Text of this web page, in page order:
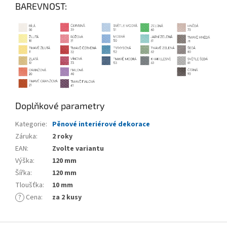
BAREVNOST:
Doplňkové parametry
Kategorie: Pěnové interiérové dekorace
Záruka:
2 roky
EAN:
Zvolte variantu
Výška:
120 mm
Šířka:
120 mm
Tloušťka:
10 mm
? Cena: za 2 kusy